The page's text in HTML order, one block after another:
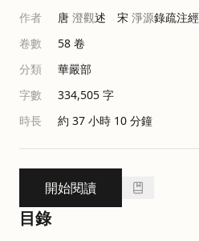
作者
唐 澄觀述 宋 淨源錄疏注經
卷數
58 卷
分類
華嚴部
字數
334,505 字
時長
約 37 小時 10 分鐘
開始閱讀
目錄